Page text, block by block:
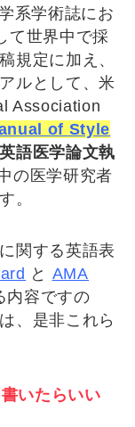
系学術誌にお
て世界中で採
規定に加え、
ルとして、米
Association
of Style
英語医学論文執
の医学研究者
。
関する英語表
と AMA
内容ですの
、是非これら
いたらいい